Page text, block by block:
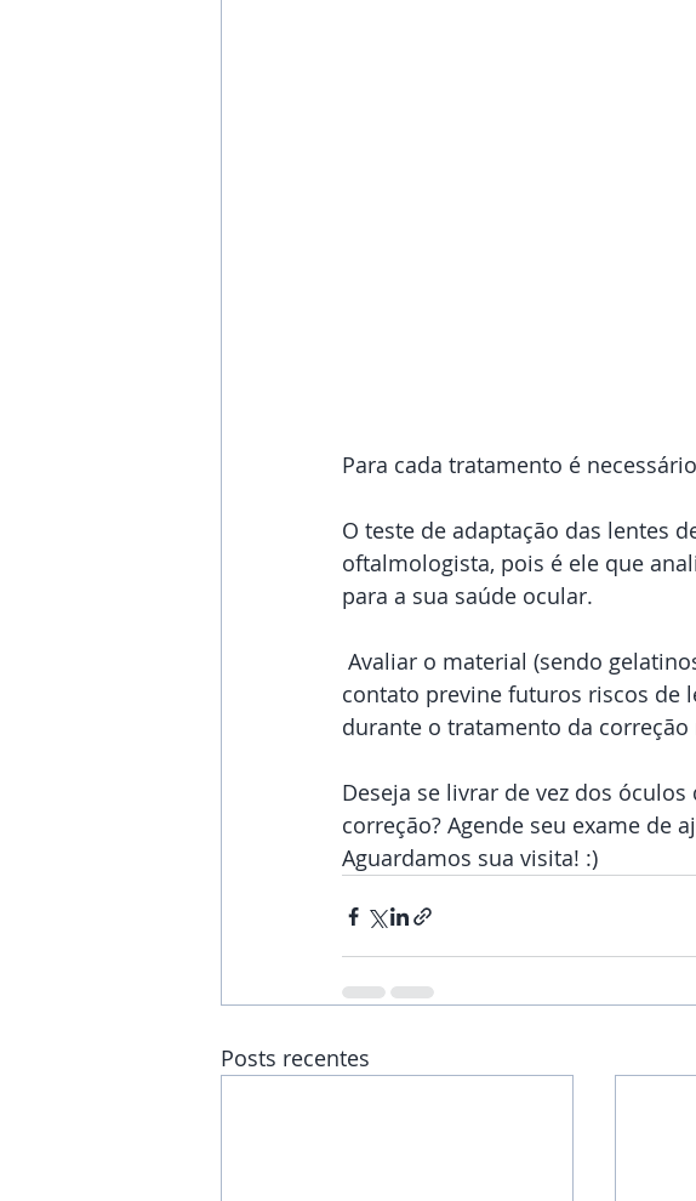
Para cada tratamento é
O teste de adaptação das lentes
oftalmologista, pois é ele que
para a sua saúde ocular.
contato previne futuros riscos de
durante o tratamento da correção
Deseja se livrar de vez dos
correção? Agende seu exame de
Aguardamos sua visita! :)
Posts recentes